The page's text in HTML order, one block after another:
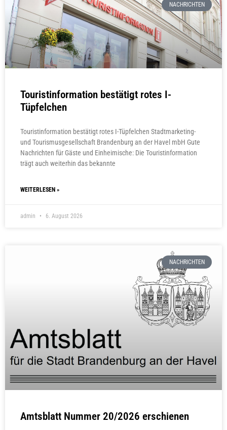
NACHRICHTEN
Touristinformation bestätigt rotes I-
Tüpfelchen
Touristinformation bestätigt rotes I-Tüpfelchen Stadtmarketing-
und Tourismusgesellschaft Brandenburg an der Havel mbH Gute
Nachrichten für Gäste und Einheimische: Die Touristinformation
trägt auch weiterhin das bekannte
WEITERLESEN »
admin 6. August 2026
NACHRICHTEN
Amtsblatt Nummer 20/2026 erschienen